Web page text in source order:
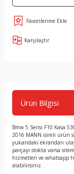
Karşılaştır
Ürün Bilgisi
Bmw 5 Serisi F10 Kasa
2016 MANN isimli ürün
yukarıdaki ekrandan
parçayı stokta varsa
hizmetleri ve whatsapp
alabilirsiniz. .